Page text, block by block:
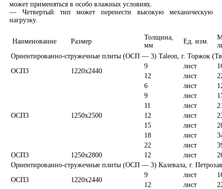
может применяться в особо влажных условиях.
— Четвертый тип может перенести высокую механическую
нагрузку.
Наименование Размер
Толщина,
мм
Ед. изм.
Ориентированно-стружечные плиты (ОСП — 3) Taleon, г. Торжок
ОСП3
1220х2440
9 лист
12
лист
ОСП3 1250х2500
6 лист
9
лист
11
лист
12
лист
15
лист
18
лист
22
лист
ОСП3
1250х2800 12 лист
Ориентированно-стружечные плиты (ОСП — 3) Калевала, г.
ОСП3
1220х2440
9 лист
12
лист